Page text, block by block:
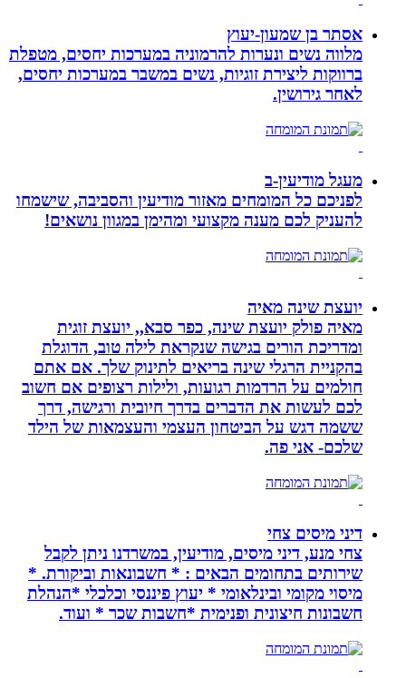
אסתר בן שמעון-יעוץ
מלווה נשים ונערות להרמוניה במערכות יחסים, מטפלת
ברווקות ליצירת זוגיות, נשים במשבר במערכות יחסים,
לאחר גירושין.
מעגל מודיעין-ב
לפניכם כל המומחים מאזור מודיעין והסביבה, שישמחו
להעניק לכם מענה מקצועי ומהימן במגוון נושאים!
יועצת שינה מאיה
מאיה פולק יועצת שינה, כפר סבא,, יועצת זוגית
ומדריכת הורים בגישה שנקראת לילה טוב, הדוגלת
בהקניית הרגלי שינה בריאים לתינוק שלך. אם אתם
חולמים על הרדמות רגועות, ולילות רצופים אם חשוב
לכם לעשות את הדברים בדרך חיובית ורגישה, דרך
ששמה דגש על הביטחון העצמי והעצמאות של הילד
שלכם- אני פה.
דיני מיסים צחי
צחי מנע, דיני מיסים, מודיעין, במשרדנו ניתן לקבל
שירותים בתחומים הבאים : * חשבונאות וביקורת. *
מיסוי מקומי ובינלאומי * יעוץ פיננסי וכלכלי *הנהלת
חשבונות חיצונית ופנימית *חשבות שכר * ועוד.